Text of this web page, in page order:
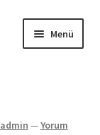
Menü
admin —Yorum